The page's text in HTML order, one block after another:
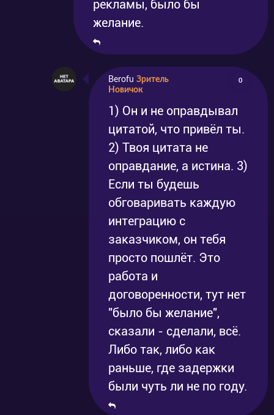
рекламы, было бы
желание.
Berofu Зритель
Новичок
0
1) Он и не оправдывал
цитатой, что привёл ты.
2) Твоя цитата не
оправдание, а истина. 3)
Если ты будешь
обговаривать каждую
интеграцию с
заказчиком, он тебя
просто пошлёт. Это
работа и
договоренности, тут нет
"было бы желание",
сказали - сделали, всё.
Либо так, либо как
раньше, где задержки
были чуть ли не по году.